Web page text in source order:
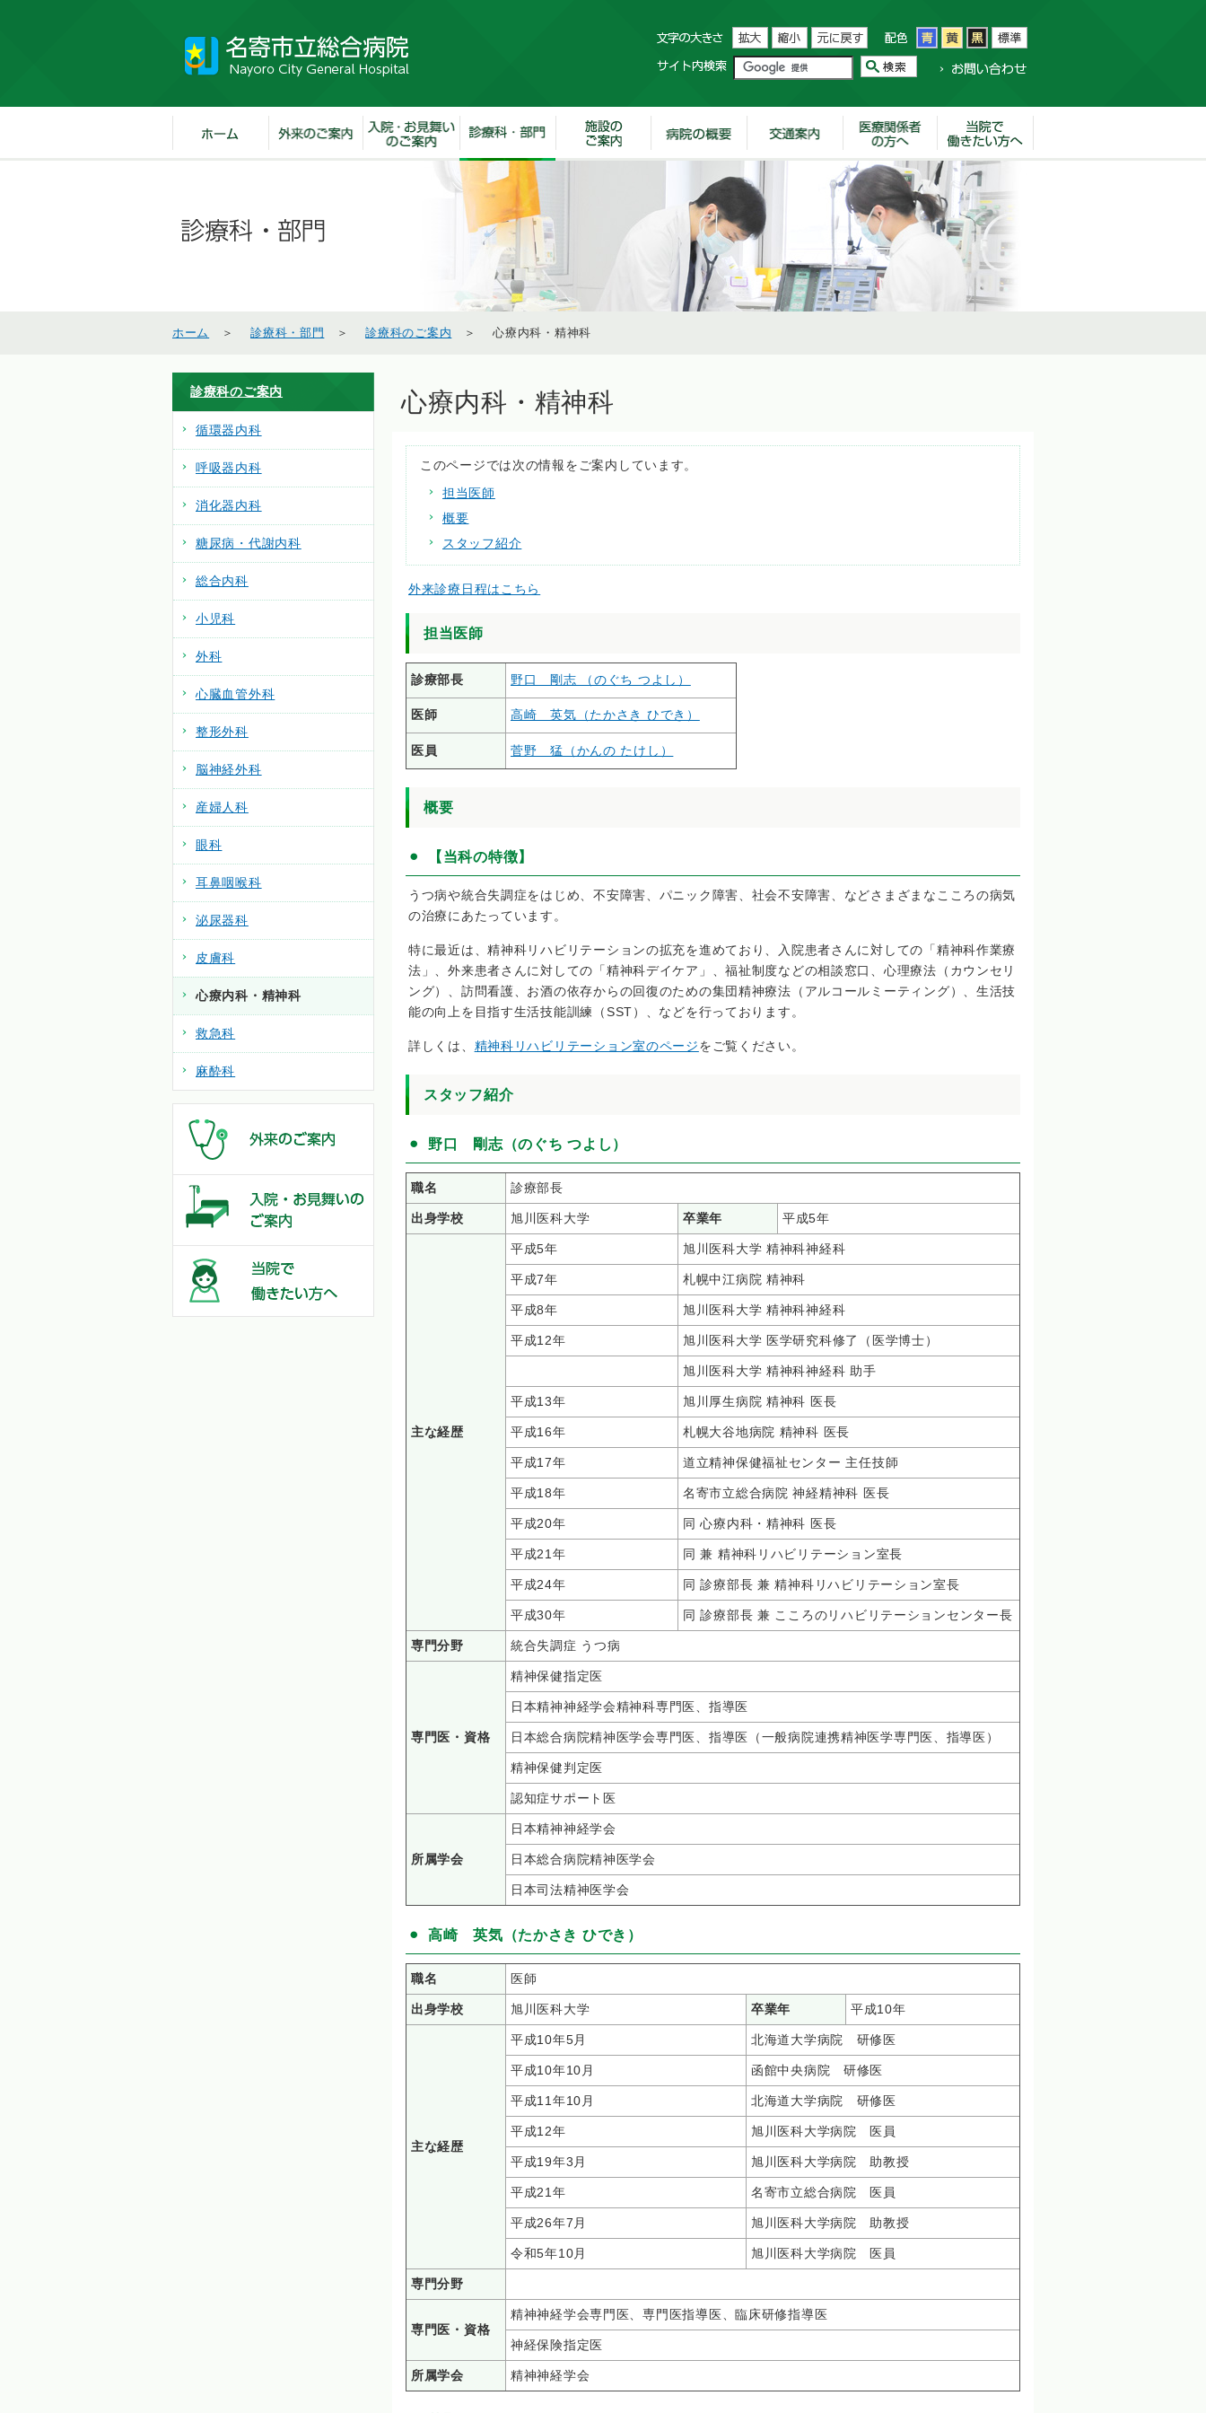
ホーム ＞診療科・部門 ＞診療科のご案内 ＞ 心療内科・精神科
心療内科・精神科
このページでは次の情報をご案内しています。
担当医師
概要
スタッフ紹介
外来診療日程はこちら
担当医師
診療部長 野口 剛志 （のぐち つよし）
医師 高崎 英気（たかさき ひでき）
医員 菅野 猛（かんの たけし）
概要
【当科の特徴】
うつ病や統合失調症をはじめ、不安障害、パニック障害、社会不安障害、などさまざまなこころの病気
の治療にあたっています。
特に最近は、精神科リハビリテーションの拡充を進めており、入院患者さんに対しての「精神科作業療
法」、外来患者さんに対しての「精神科デイケア」、福祉制度などの相談窓口、心理療法（カウンセリ
ング）、訪問看護、お酒の依存からの回復のための集団精神療法（アルコールミーティング）、生活技
能の向上を目指す生活技能訓練（SST）、などを行っております。
詳しくは、 精神科リハビリテーション室のページをご覧ください。
スタッフ紹介
野口 剛志（のぐち つよし）
職名 診療部長
出身学校 旭川医科大学 卒業年 平成5年
主な経歴
平成5年 旭川医科大学 精神科神経科
平成7年 札幌中江病院 精神科
平成8年 旭川医科大学 精神科神経科
平成12年 旭川医科大学 医学研究科修了（医学博士）
旭川医科大学 精神科神経科 助手
平成13年 旭川厚生病院 精神科 医長
平成16年 札幌大谷地病院 精神科 医長
平成17年 道立精神保健福祉センター 主任技師
平成18年 名寄市立総合病院 神経精神科 医長
平成20年 同 心療内科・精神科 医長
平成21年 同 兼 精神科リハビリテーション室長
平成24年 同 診療部長 兼 精神科リハビリテーション室長
平成30年 同 診療部長 兼 こころのリハビリテーションセンター長
専門分野 統合失調症 うつ病
専門医・資格
精神保健指定医
日本精神神経学会精神科専門医、指導医
日本総合病院精神医学会専門医、指導医（一般病院連携精神医学専門医、指導医）
精神保健判定医
認知症サポート医
所属学会
日本精神神経学会
日本総合病院精神医学会
日本司法精神医学会
高崎 英気（たかさき ひでき）
職名 医師
出身学校 旭川医科大学 卒業年 平成10年
主な経歴
平成10年5月 北海道大学病院 研修医
平成10年10月 函館中央病院 研修医
平成11年10月 北海道大学病院 研修医
平成12年 旭川医科大学病院 医員
平成19年3月 旭川医科大学病院 助教授
平成21年 名寄市立総合病院 医員
平成26年7月 旭川医科大学病院 助教授
令和5年10月 旭川医科大学病院 医員
専門分野
専門医・資格
精神神経学会専門医、専門医指導医、臨床研修指導医
神経保険指定医
所属学会 精神神経学会
診療科のご案内
循環器内科
呼吸器内科
消化器内科
糖尿病・代謝内科
総合内科
小児科
外科
心臓血管外科
整形外科
脳神経外科
産婦人科
眼科
耳鼻咽喉科
泌尿器科
皮膚科
心療内科・精神科
救急科
麻酔科